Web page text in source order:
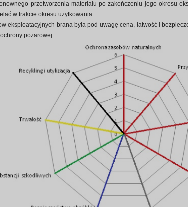
przetworzenia materiału po zakończeniu jego okresu
w trakcie okresu użytkowania.
eksploatacyjnych brana była pod uwagę cena, łatwość i
pożarowej.